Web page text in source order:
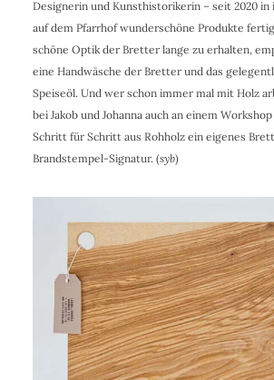
Designerin und Kunsthistorikerin – seit 2020
auf dem Pfarrhof wunderschöne Produkte
schöne Optik der Bretter lange zu erhalten,
eine Handwäsche der Bretter und das
Speiseöl. Und wer schon immer mal mit Holz
bei Jakob und Johanna auch an einem
Schritt für Schritt aus Rohholz ein eigenes
Brandstempel-Signatur. (syb)